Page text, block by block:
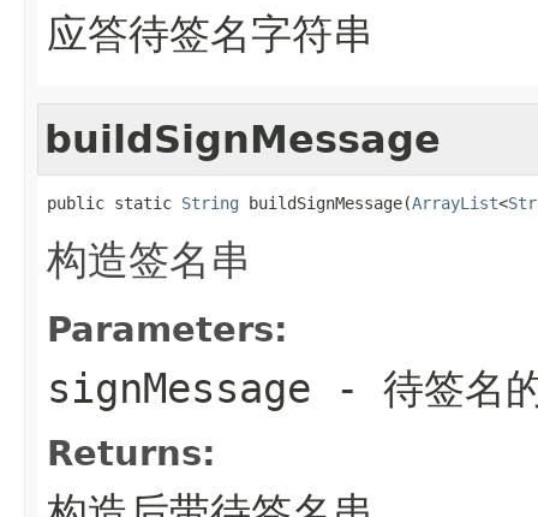
应答待签名字符串
buildSignMessage
public static String buildSignMessage(ArrayList<
构造签名串
Parameters:
signMessage - 待签名
Returns: